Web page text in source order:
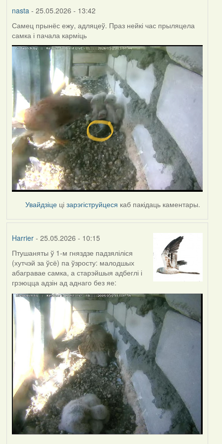
nasta- 25.05.2026 - 13:42
Самец прынёс ежу, адляцеў. Праз нейкі час прыляцела
самка і пачала карміць
Увайдзіце цізарэгіструйцеся каб пакідаць каментары.
Harrier- 25.05.2026 - 10:15
Птушаняты ў 1-м гняздзе падзяліліся
(хутчэй за ўсё) па ўзросту: малодшых
абагравае самка, а старэйшыя адбеглі і
грэюцца адзін ад аднаго без яе: